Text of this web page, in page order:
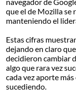
navegador de
que el de Mozilla se
manteniendo el
Estas cifras
dejando en claro
decidieron cambiar
algo que rara vez
cada vez aporte
sucediendo.